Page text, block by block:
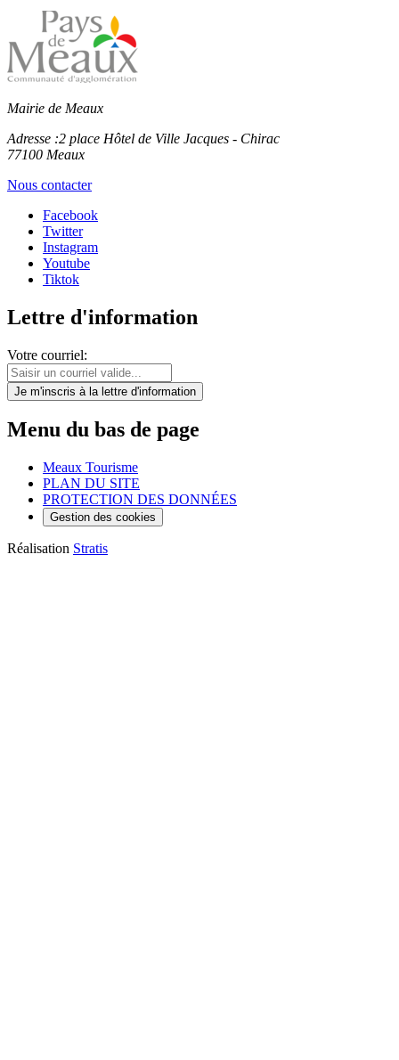
Mairie de Meaux
Adresse :2 place Hôtel de Ville Jacques - Chirac
77100 Meaux
Nous contacter
Facebook
Twitter
Instagram
Youtube
Tiktok
Lettre d'information
Votre courriel:
Je m'inscris à la lettre d'information
Menu du bas de page
Meaux Tourisme
PLAN DU SITE
PROTECTION DES DONNÉES
Gestion des cookies
Réalisation Stratis